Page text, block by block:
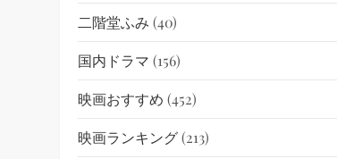
二階堂ふみ (40)
国内ドラマ (156)
映画おすすめ (452)
映画ランキング(213)